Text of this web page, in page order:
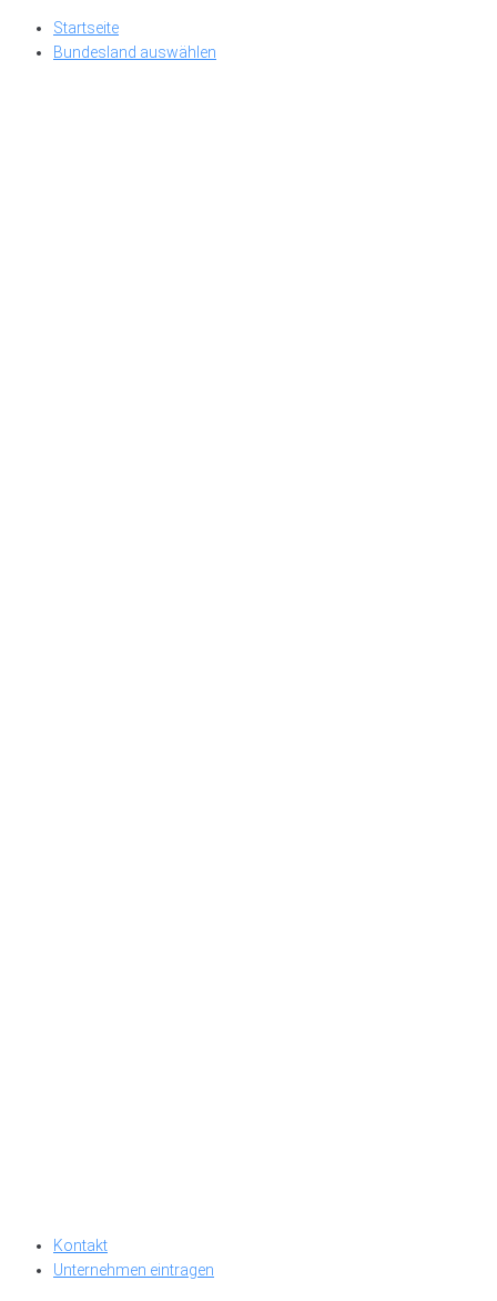
Skip
Startseite
Bundesland auswählen
Kontakt
Unternehmen eintragen